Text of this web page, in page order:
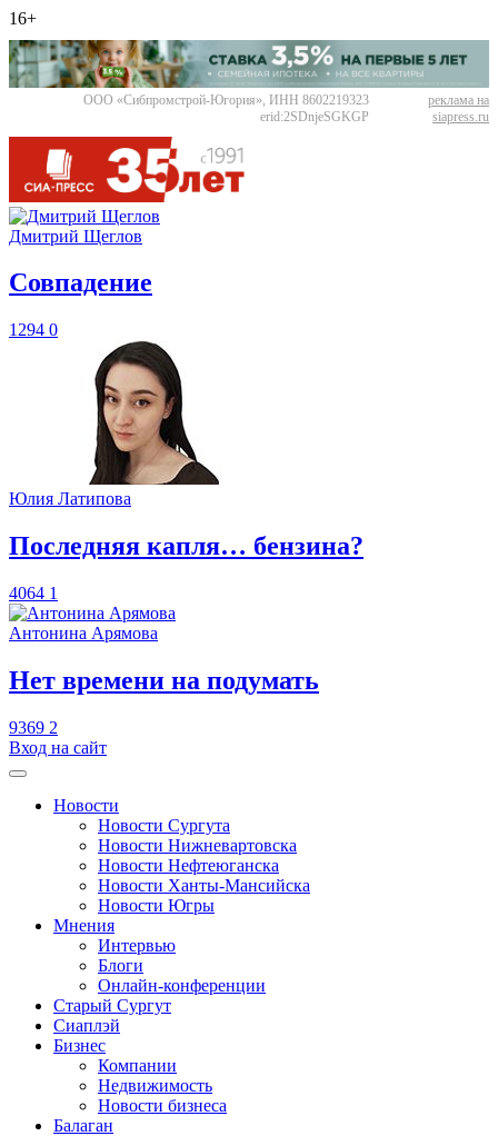
16+
ООО «Сибпромстрой-Югория», ИНН 8602219323
erid:2SDnjeSGKGP
реклама на
siapress.ru
Дмитрий Щеглов
​Совпадение
1294 0
Юлия Латипова
​Последняя капля… бензина?
4064 1
Антонина Арямова
​Нет времени на подумать
9369 2
Вход на сайт
Новости
Новости Сургута
Новости Нижневартовска
Новости Нефтеюганска
Новости Ханты-Мансийска
Новости Югры
Мнения
Интервью
Блоги
Онлайн-конференции
Старый Сургут
Сиаплэй
Бизнес
Компании
Недвижимость
Новости бизнеса
Балаган